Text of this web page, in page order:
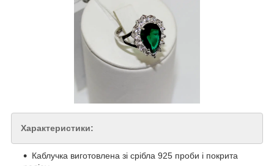
Характеристики:
Каблучка виготовлена зі срібла 925 проби і покрита